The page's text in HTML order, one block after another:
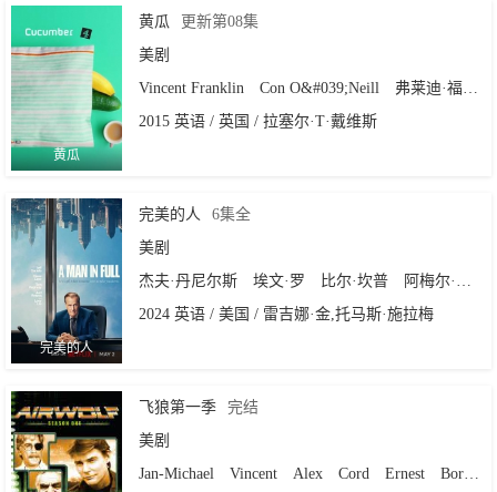
黄瓜
黄瓜
更新第08集
美剧
Vincent Franklin
Con O&#039;Neill
弗莱迪·福克斯 Freddie Fox
2015 英语 / 英国 / 拉塞尔·T·戴维斯
完美的人
完美的人
6集全
美剧
杰夫·丹尼尔斯
埃文·罗 比尔·坎普
阿梅尔·艾米恩
2024 英语 / 美国 / 雷吉娜·金,托马斯·施拉梅
飞狼第一季
完结
美剧
Jan-Michael
Vincent Alex Cord Ernest
Borgnine